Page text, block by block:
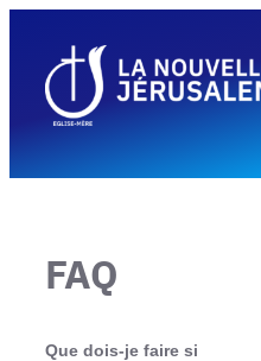
contenu
FAQ
Que dois-je faire si